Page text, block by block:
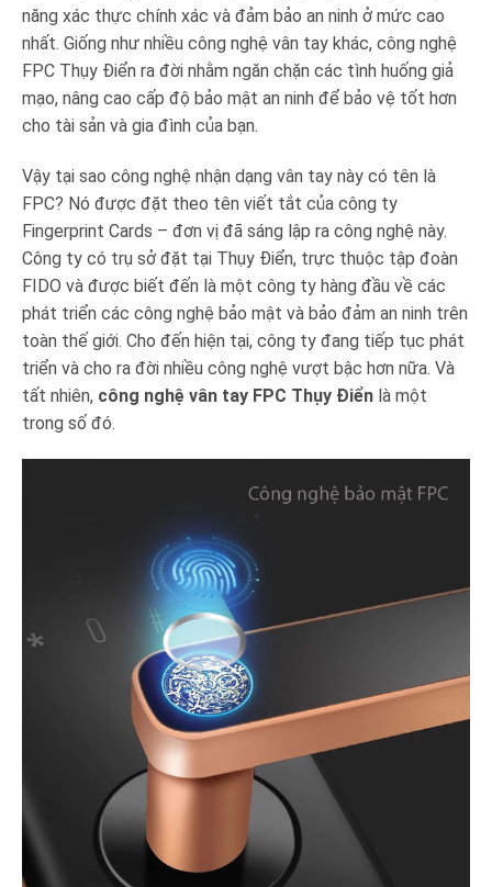
năng xác thực chính xác và đảm bảo an ninh ở mức cao
nhất. Giống như nhiều công nghệ vân tay khác, công nghệ
FPC Thụy Điển ra đời nhằm ngăn chặn các tình huống giả
mạo, nâng cao cấp độ bảo mật an ninh để bảo vệ tốt hơn
cho tài sản và gia đình của bạn.
Vậy tại sao công nghệ nhận dạng vân tay này có tên là
FPC? Nó được đặt theo tên viết tắt của công ty
Fingerprint Cards – đơn vị đã sáng lập ra công nghệ này.
Công ty có trụ sở đặt tại Thụy Điển, trực thuộc tập đoàn
FIDO và được biết đến là một công ty hàng đầu về các
phát triển các công nghệ bảo mật và bảo đảm an ninh trên
toàn thế giới. Cho đến hiện tại, công ty đang tiếp tục phát
triển và cho ra đời nhiều công nghệ vượt bậc hơn nữa. Và
tất nhiên, công nghệ vân tay FPC Thụy Điển là một
trong số đó.